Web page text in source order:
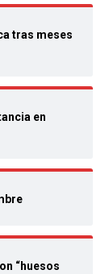
tras meses
en
“huesos